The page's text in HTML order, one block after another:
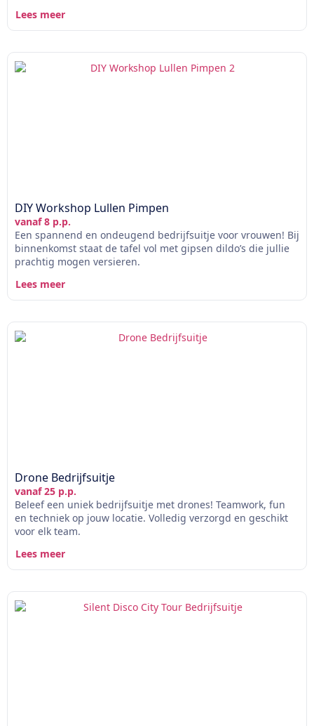
Lees meer
DIY Workshop Lullen Pimpen
vanaf 8 p.p.
Een spannend en ondeugend bedrijfsuitje voor vrouwen! Bij
binnenkomst staat de tafel vol met gipsen dildo’s die jullie
prachtig mogen versieren.
Lees meer
Drone Bedrijfsuitje
vanaf 25 p.p.
Beleef een uniek bedrijfsuitje met drones! Teamwork, fun
en techniek op jouw locatie. Volledig verzorgd en geschikt
voor elk team.
Lees meer